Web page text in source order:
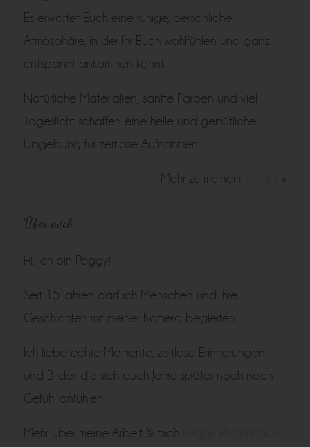
Es erwartet Euch eine ruhige, persönliche
Atmosphäre, in der Ihr Euch wohlfühlen und ganz
entspannt ankommen könnt.
Natürliche Materialien, sanfte Farben und viel
Tageslicht schaffen eine helle und gemütliche
Umgebung für zeitlose Aufnahmen…
Mehr zu meinem »
Über mich
Hi, ich bin Peggy!
Seit 15 Jahren darf ich Menschen und ihre
Geschichten mit meiner Kamera begleiten.
Ich liebe echte Momente, zeitlose Erinnerungen
und Bilder, die sich auch Jahre später noch nach
Gefühl anfühlen…
Mehr über meine Arbeit & mich